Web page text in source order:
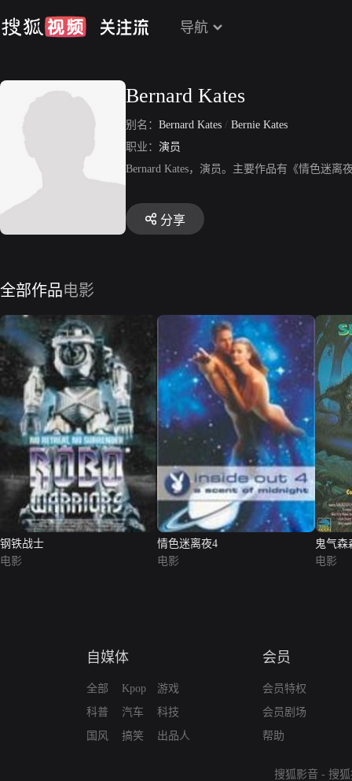
导航
Bernard Kates
别名： Bernard Kates / Bernie Kates
职业： 演员
Bernard Kates，演员。主要作品有《情色迷
分享
全部作品电影
钢铁战士
电影
情色迷离夜4
电影
鬼气森
电影
自媒体
全部
科普
国风
Kpop
汽车
搞笑
游戏
科技
出品人
会员
会员特权
会员剧场
帮助
搜狐影音 - 搜